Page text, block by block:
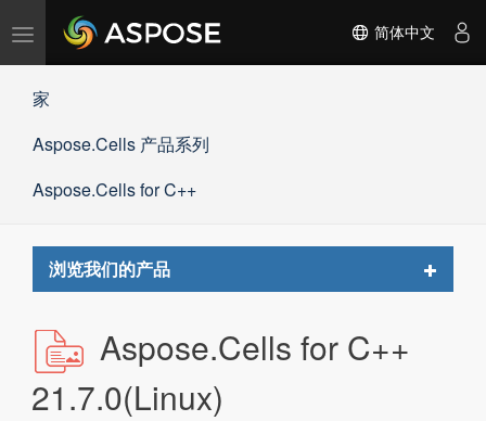
切
航
简体中文
家
Aspose.Cells 产品系列
Aspose.Cells for C++
浏览我们的产品
Toggle
Aspose.Cells for C++
21.7.0(Linux)